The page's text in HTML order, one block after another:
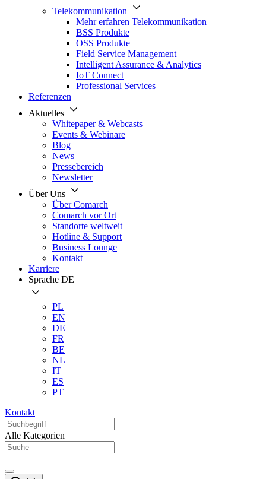
Telekommunikation
Mehr erfahren Telekommunikation
BSS Produkte
OSS Produkte
Field Service Management
Intelligent Assurance & Analytics
IoT Connect
Professional Services
Referenzen
Aktuelles
Whitepaper & Webcasts
Events & Webinare
Blog
News
Pressebereich
Newsletter
Über Uns
Über Comarch
Comarch vor Ort
Standorte weltweit
Hotline & Support
Business Lounge
Kontakt
Karriere
Sprache DE
PL
EN
DE
FR
BE
NL
IT
ES
PT
Kontakt
Alle Kategorien